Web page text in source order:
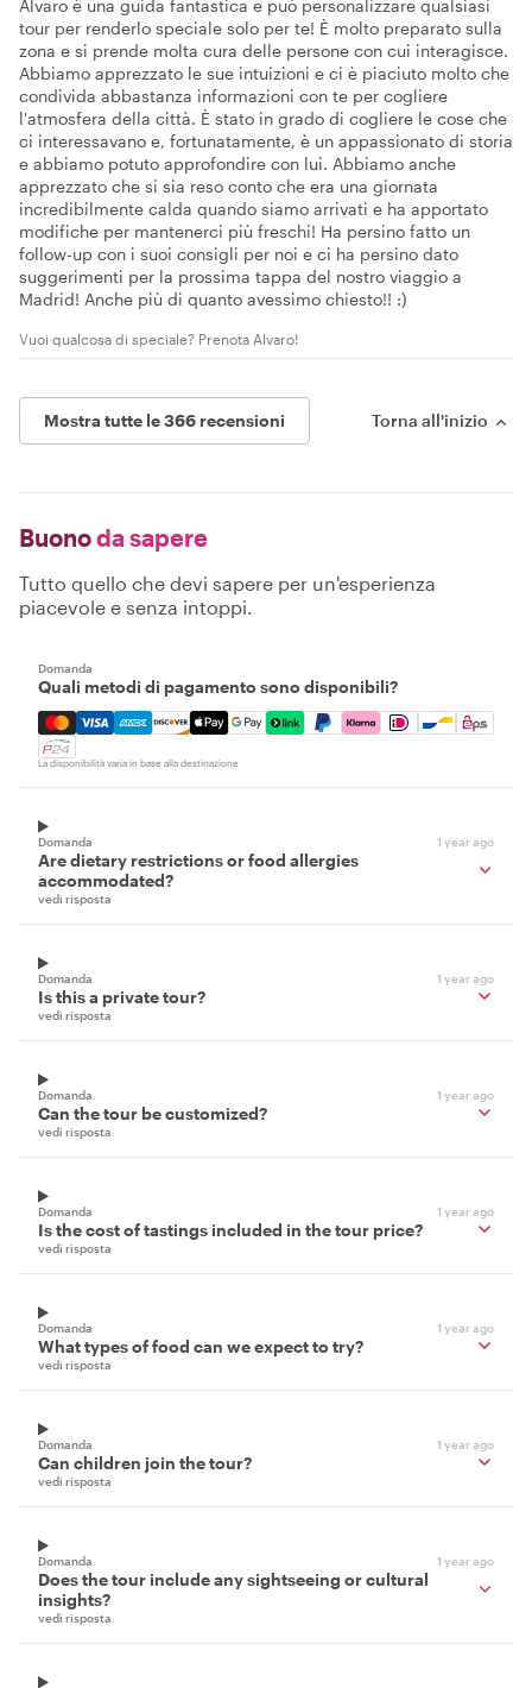
Alvaro è una guida fantastica e può personalizzare qualsiasi
tour per renderlo speciale solo per te! È molto preparato sulla
zona e si prende molta cura delle persone con cui interagisce.
Abbiamo apprezzato le sue intuizioni e ci è piaciuto molto che
condivida abbastanza informazioni con te per cogliere
l'atmosfera della città. È stato in grado di cogliere le cose che
ci interessavano e, fortunatamente, è un appassionato di storia
e abbiamo potuto approfondire con lui. Abbiamo anche
apprezzato che si sia reso conto che era una giornata
incredibilmente calda quando siamo arrivati e ha apportato
modifiche per mantenerci più freschi! Ha persino fatto un
follow-up con i suoi consigli per noi e ci ha persino dato
suggerimenti per la prossima tappa del nostro viaggio a
Madrid! Anche più di quanto avessimo chiesto!! :)
Vuoi qualcosa di speciale? Prenota Alvaro!
Mostra tutte le 366 recensioni Torna all'inizio
Buonoda sapere
Tutto quello che devi sapere per un'esperienza
piacevole e senza intoppi.
Domanda
Quali metodi di pagamento sono disponibili?
Mastercard, Visa, Amex, Discover, Apple Pay, Google
La disponibilità varia in base alla destinazione
Domanda 1 year ago
Are dietary restrictions or food allergies
accommodated?
vedi risposta
Domanda 1 year ago
Is this a private tour?
vedi risposta
Domanda 1 year ago
Can the tour be customized?
vedi risposta
Domanda 1 year ago
Is the cost of tastings included in the tour price?
vedi risposta
Domanda 1 year ago
What types of food can we expect to try?
vedi risposta
Domanda 1 year ago
Can children join the tour?
vedi risposta
Domanda 1 year ago
Does the tour include any sightseeing or cultural
insights?
vedi risposta